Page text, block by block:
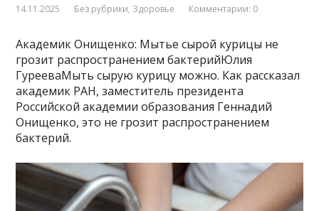
14.11.2025 Без рубрики, Здоровье Комментарии: 0
Академик Онищенко: Мытье сырой курицы не
грозит распространением бактерийЮлия
ГурееваМыть сырую курицу можно. Как рассказал
академик РАН, заместитель президента
Российской академии образования Геннадий
Онищенко, это не грозит распространением
бактерий.